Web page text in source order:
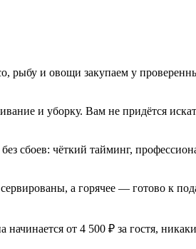
рыбу и овощи закупаем у
и уборку. Вам не придётся
сбоев: чёткий тайминг,
а горячее — готово к
от 4 500 ₽ за гостя,